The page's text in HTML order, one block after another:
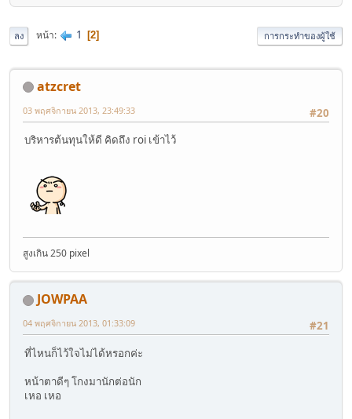
ลง หน้า 1 2 การกระทำของผู้ใช้
atzcret
#20
03 พฤศจิกายน 2013, 23:49:33
บริหารต้นทุนให้ดี คิดถึง roi เข้าไว้
สูงเกิน 250 pixel
JOWPAA
#21
04 พฤศจิกายน 2013, 01:33:09
ที่ไหนก็ไว้ใจไม่ได้หรอกค่ะ
หน้าตาดีๆ โกงมานักต่อนัก
เหอ เหอ